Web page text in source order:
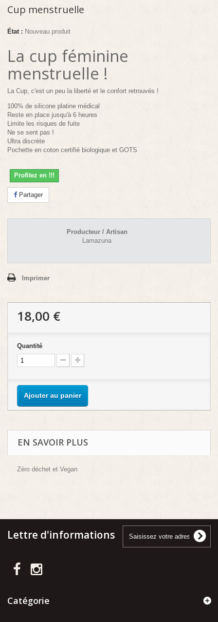
Cup menstruelle
État : Nouveau produit
La cup féminine
menstruelle !
La Cup, c'est un peu la liberté et le confort retrouvés !
100% de silicone platine médical
Reste en place jusqu'à 6 heures
Limite les risques de fuite
Ne se sent pas !
Ultra discrète
Pochette en coton certifié biologique et GOTS
Profitez en !!!
Partager
Producteur / Artisan
Lamazuna
Imprimer
18,00 €
Quantité
Ajouter au panier
EN SAVOIR PLUS
Zéro déchet et Vegan
Lettre d'informations
Catégorie